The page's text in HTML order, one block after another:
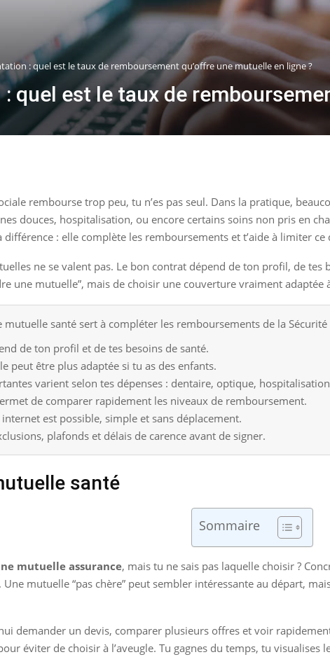
: quel est le taux de remboursement qu’offre une mutuelle en ligne ?
quel est le taux de
rembourse trop peu, tu n’es pas seul. Dans la pratique,
douces, hospitalisation, ou encore certains soins non pris en
différence : elle complète les remboursements et t’aide à limiter ce
ne se valent pas. Le bon contrat dépend de ton profil, de tes
une mutuelle”, mais de choisir une couverture vraiment
mutuelle santé sert à compléter les remboursements de la
de ton profil et de tes besoins de santé.
peut être plus adaptée si tu as des enfants.
varient selon tes dépenses : dentaire, optique,
de comparer rapidement les niveaux de remboursement.
est possible, simple et sans déplacement.
plafonds et délais de carence avant de signer.
santé
Sommaire
mutuelle assurance, mais tu ne sais pas laquelle choisir ?
mutuelle “pas chère” peut sembler intéressante au départ,
demander un devis, comparer plusieurs offres et voir
éviter de choisir à l’aveugle. Tu gagnes du temps, tu